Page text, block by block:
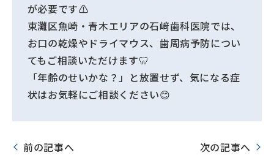
が必要です⚠️
東灘区魚崎・青木エリアの石﨑歯科医院では、
お口の乾燥やドライマウス、歯周病予防につい
てもご相談いただけます🦷
「年齢のせいかな？」と放置せず、気になる症
状はお気軽にご相談ください😊
前の記事へ 次の記事へ